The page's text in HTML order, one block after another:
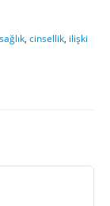
, cinsellik, ilişki